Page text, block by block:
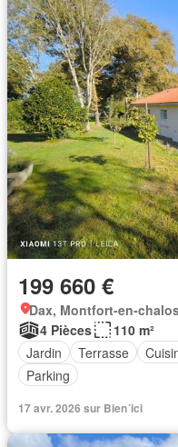
199 660 €
Dax, Montfort-en-
4 Pièces
110 m²
Jardin
Terrasse
Parking
17 avr. 2026 sur Bien´ici